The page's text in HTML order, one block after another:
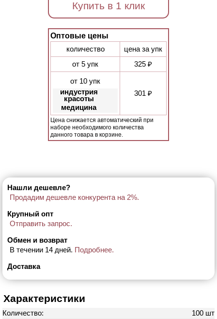
Купить в 1 клик
Оптовые цены
количество
цена за упк
от 5 упк
325 ₽
от 10 упк
индустрия
красоты
медицина
301 ₽
Цена снижается автоматический при
наборе необходимого количества
данного товара в корзине.
Нашли дешевле?
Продадим дешевле конкурента на 2%.
Крупный опт
Отправить запрос.
Обмен и возврат
В течении 14 дней. Подробнее.
Доставка
Характеристики
Количество:
100 шт